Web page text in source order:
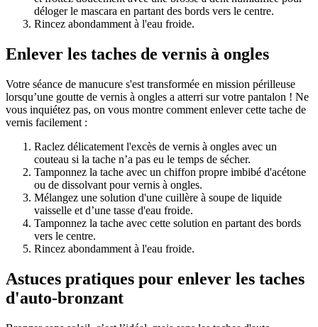
déloger le mascara en partant des bords vers le centre.
Rincez abondamment à l'eau froide.
Enlever les taches de vernis à ongles
Votre séance de manucure s'est transformée en mission périlleuse
lorsqu’une goutte de vernis à ongles a atterri sur votre pantalon ! Ne
vous inquiétez pas, on vous montre comment enlever cette tache de
vernis facilement :
Raclez délicatement l'excès de vernis à ongles avec un
couteau si la tache n’a pas eu le temps de sécher.
Tamponnez la tache avec un chiffon propre imbibé d'acétone
ou de dissolvant pour vernis à ongles.
Mélangez une solution d'une cuillère à soupe de liquide
vaisselle et d’une tasse d'eau froide.
Tamponnez la tache avec cette solution en partant des bords
vers le centre.
Rincez abondamment à l'eau froide.
Astuces pratiques pour enlever les taches
d'auto-bronzant